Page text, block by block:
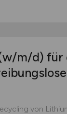
m/d) für
von